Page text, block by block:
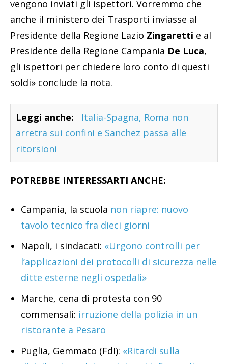
vengono inviati gli ispettori. Vorremmo che
anche il ministero dei Trasporti inviasse al
Presidente della Regione Lazio Zingaretti e al
Presidente della Regione Campania De Luca,
gli ispettori per chiedere loro conto di questi
soldi» conclude la nota.
Leggi anche:
Italia-Spagna, Roma non
arretra sui confini e Sanchez passa alle
ritorsioni
POTREBBE INTERESSARTI ANCHE:
Campania, la scuola non riapre: nuovo
tavolo tecnico fra dieci giorni
Napoli, i sindacati: «Urgono controlli per
l’applicazioni dei protocolli di sicurezza nelle
ditte esterne negli ospedali»
Marche, cena di protesta con 90
commensali: irruzione della polizia in un
ristorante a Pesaro
Puglia, Gemmato (FdI): «Ritardi sulla